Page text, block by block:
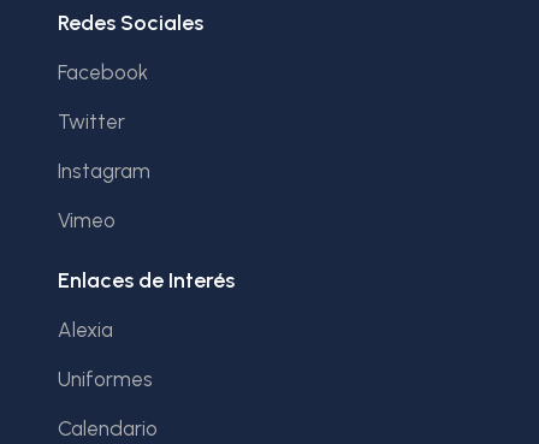
Redes Sociales
Facebook
Twitter
Instagram
Vimeo
Enlaces de Interés
Alexia
Uniformes
Calendario